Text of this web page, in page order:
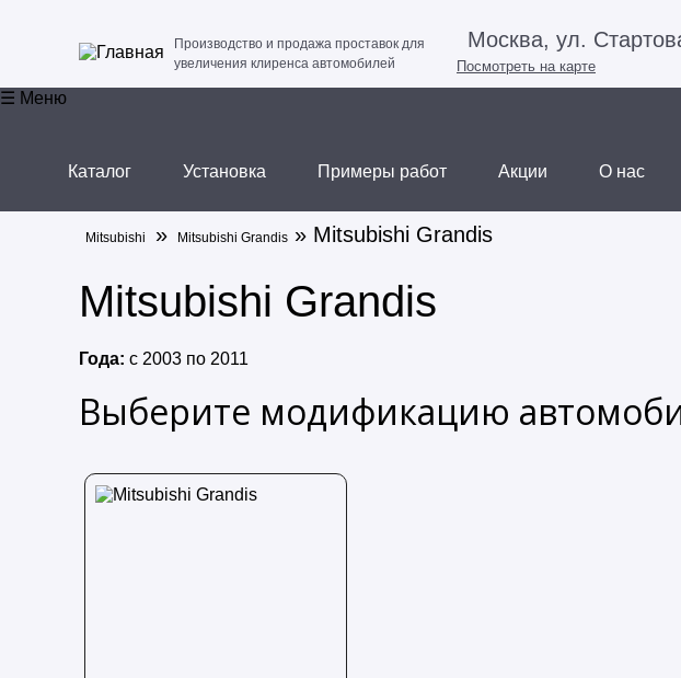
Производство и продажа проставок для
увеличения клиренса автомобилей
Москва, ул.
Посмотреть на карте
☰ Меню
Каталог Установка Примеры работ Акции О нас
Mitsubishi » Mitsubishi Grandis » Mitsubishi Grandis
Mitsubishi Grandis
Года: с 2003 по 2011
Выберите модификацию